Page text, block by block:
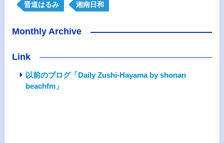
晋道はるみ 湘南日和
Monthly Archive
Link
以前のブログ「Daily Zushi-Hayama by shonan
beachfm」